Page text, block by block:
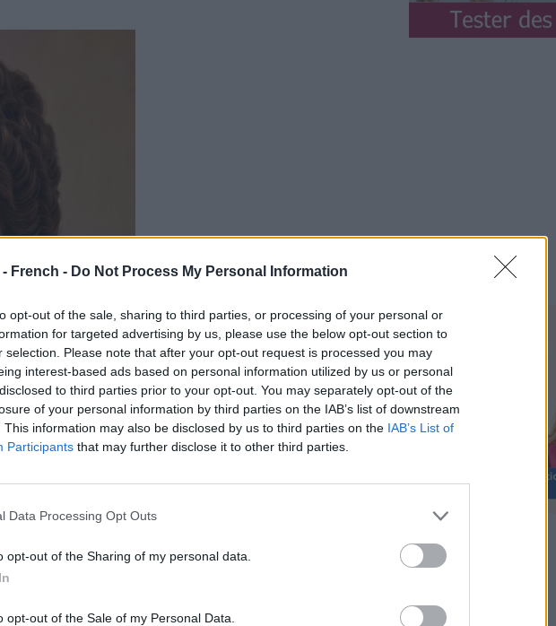
French - Do Not Process My Personal Information
opt-out of the sale, sharing to third parties, or processing of your personal or
for targeted advertising by us, please use the below opt-out section to
selection. Please note that after your opt-out request is processed you may
interest-based ads based on personal information utilized by us or personal
to third parties prior to your opt-out. You may separately opt-out of the
of your personal information by third parties on the IAB’s list of downstream
This information may also be disclosed by us to third parties on the IAB’s List of
Participants that may further disclose it to other third parties.
Data Processing Opt Outs
opt-out of the Sharing of my personal data.
opt-out of the Sale of my Personal Data.
enveloppent toute la tête et encadrent le visage des
mettant en valeur le front et les pommettes, tandis
sommet et l’arrière. Il s’agit d’un chignon
le regard vers le haut et confère une impression de